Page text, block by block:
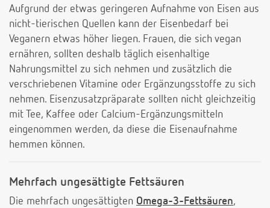
Aufgrund der etwas geringeren Aufnahme von Eisen aus
nicht-tierischen Quellen kann der Eisenbedarf bei
Veganern etwas höher liegen. Frauen, die sich vegan
ernähren, sollten deshalb täglich eisenhaltige
Nahrungsmittel zu sich nehmen und zusätzlich die
verschriebenen Vitamine oder Ergänzungsstoffe zu sich
nehmen. Eisenzusatzpräparate sollten nicht gleichzeitig
mit Tee, Kaffee oder Calcium-Ergänzungsmitteln
eingenommen werden, da diese die Eisenaufnahme
hemmen können.
Mehrfach ungesättigte Fettsäuren
Die mehrfach ungesättigten Omega-3-Fettsäuren,